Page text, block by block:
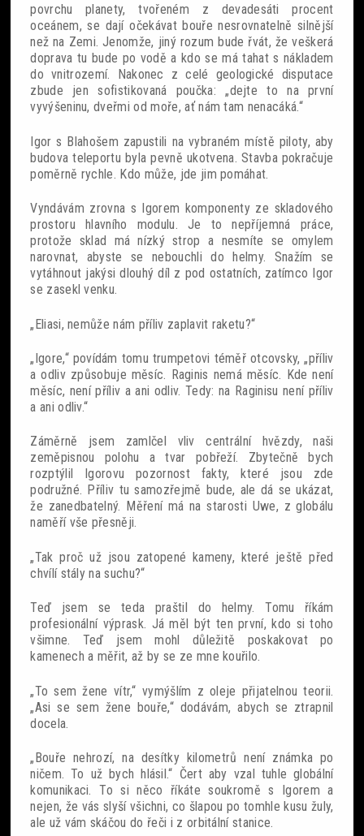
povrchu planety, tvořeném z devadesáti procent
oceánem, se dají očekávat bouře nesrovnatelně silnější
než na Zemi. Jenomže, jiný rozum bude řvát, že veškerá
doprava tu bude po vodě a kdo se má tahat s nákladem
do vnitrozemí. Nakonec z celé geologické disputace
zbude jen sofistikovaná poučka: „dejte to na první
vyvýšeninu, dveřmi od moře, ať nám tam nenacáká.“
Igor s Blahošem zapustili na vybraném místě piloty, aby
budova teleportu byla pevně ukotvena. Stavba pokračuje
poměrně rychle. Kdo může, jde jim pomáhat.
Vyndávám zrovna s Igorem komponenty ze skladového
prostoru hlavního modulu. Je to nepříjemná práce,
protože sklad má nízký strop a nesmíte se omylem
narovnat, abyste se nebouchli do helmy. Snažím se
vytáhnout jakýsi dlouhý díl z pod ostatních, zatímco Igor
se zasekl venku.
„Eliasi, nemůže nám příliv zaplavit raketu?“
„Igore,“ povídám tomu trumpetovi téměř otcovsky, „příliv
a odliv způsobuje měsíc. Raginis nemá měsíc. Kde není
měsíc, není příliv a ani odliv. Tedy: na Raginisu není příliv
a ani odliv.“
Záměrně jsem zamlčel vliv centrální hvězdy, naši
zeměpisnou polohu a tvar pobřeží. Zbytečně bych
rozptýlil Igorovu pozornost fakty, které jsou zde
podružné. Příliv tu samozřejmě bude, ale dá se ukázat,
že zanedbatelný. Měření má na starosti Uwe, z globálu
naměří vše přesněji.
„Tak proč už jsou zatopené kameny, které ještě před
chvílí stály na suchu?“
Teď jsem se teda praštil do helmy. Tomu říkám
profesionální výprask. Já měl být ten první, kdo si toho
všimne. Teď jsem mohl důležitě poskakovat po
kamenech a měřit, až by se ze mne kouřilo.
„To sem žene vítr,“ vymýšlím z oleje přijatelnou teorii.
„Asi se sem žene bouře,“ dodávám, abych se ztrapnil
docela.
„Bouře nehrozí, na desítky kilometrů není známka po
ničem. To už bych hlásil.“ Čert aby vzal tuhle globální
komunikaci. To si něco říkáte soukromě s Igorem a
nejen, že vás slyší všichni, co šlapou po tomhle kusu žuly,
ale už vám skáčou do řeči i z orbitální stanice.